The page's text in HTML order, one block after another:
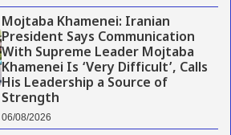
Mojtaba Khamenei: Iranian
President Says Communication
With Supreme Leader Mojtaba
Khamenei Is ‘Very Difficult’, Calls
His Leadership a Source of
Strength
06/08/2026